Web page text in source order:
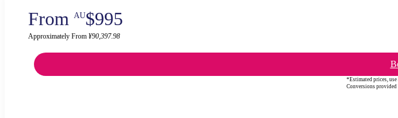
From AU$995
Approximately From ¥90,397.98
*Estimated prices, use
Conversions provided